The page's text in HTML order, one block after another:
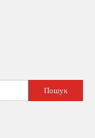
Пошук